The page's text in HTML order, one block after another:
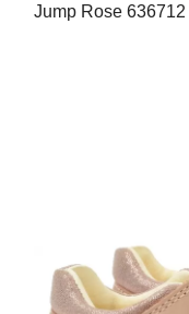
Jump Rose 636712